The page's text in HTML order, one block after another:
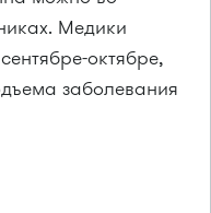
Медики
октябре,
заболевания